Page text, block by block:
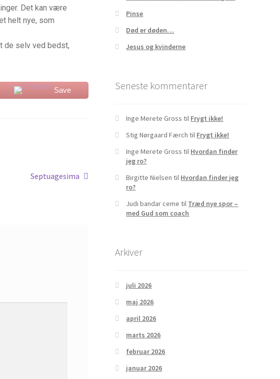
Det kan være
helt nye, som
de selv ved bedst,
Save
Næste
Septuagesima
Pinse
Død er døden…
Jesus og kvinderne
Seneste kommentarer
Inge Merete Gross til Frygt ikke!
Stig Nørgaard Færch til Frygt ikke!
Inge Merete Gross til Hvordan finder
jeg ro?
Birgitte Nielsen til Hvordan finder jeg
ro?
Judi bandar ceme til Træd nye spor –
med Gud som coach
Arkiver
juli 2026
maj 2026
april 2026
marts 2026
februar 2026
januar 2026